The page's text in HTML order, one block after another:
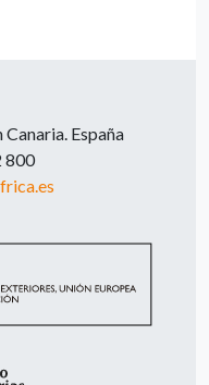
España
800